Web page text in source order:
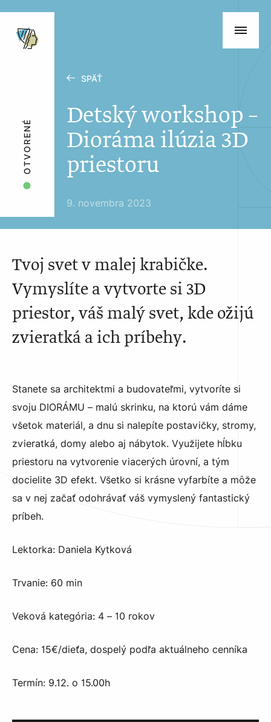
SPÄŤ
Detský workshop –
Dioráma ilúzia 3D
priestoru
9. novembra 2023
OTVORENÉ
Tvoj svet v malej krabičke.
Vymyslíte a vytvorte si 3D
priestor, váš malý svet, kde ožijú
zvieratká a ich príbehy.
Stanete sa architektmi a budovateľmi, vytvoríte si
svoju DIORÁMU – malú skrinku, na ktorú vám dáme
všetok materiál, a dnu si nalepíte postavičky, stromy,
zvieratká, domy alebo aj nábytok. Využijete hĺbku
priestoru na vytvorenie viacerých úrovní, a tým
docielite 3D efekt. Všetko si krásne vyfarbíte a môže
sa v nej začať odohrávať váš vymyslený fantastický
príbeh.
Lektorka: Daniela Kytková
Trvanie: 60 min
Veková kategória: 4 – 10 rokov
Cena: 15€/dieťa, dospelý podľa aktuálneho cenníka
Termín: 9.12. o 15.00h